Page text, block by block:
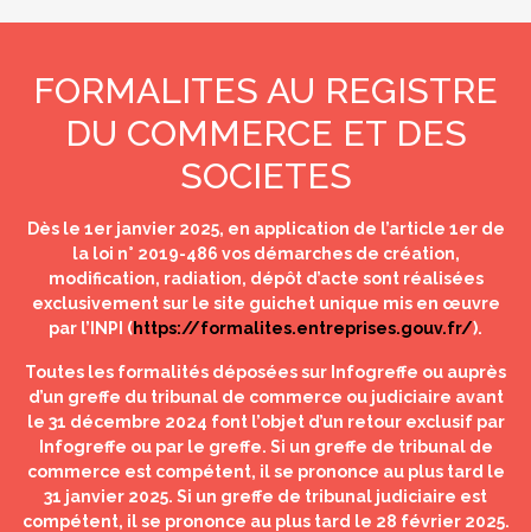
FORMALITES AU REGISTRE
DU COMMERCE ET DES
SOCIETES
Dès le 1er janvier 2025, en application de l’article 1er de
la loi n° 2019-486 vos démarches de création,
modification, radiation, dépôt d’acte sont réalisées
exclusivement sur le site guichet unique mis en œuvre
par l’INPI (https://formalites.entreprises.gouv.fr/).
Toutes les formalités déposées sur Infogreffe ou auprès
d’un greffe du tribunal de commerce ou judiciaire avant
le 31 décembre 2024 font l’objet d’un retour exclusif par
Infogreffe ou par le greffe. Si un greffe de tribunal de
commerce est compétent, il se prononce au plus tard le
31 janvier 2025. Si un greffe de tribunal judiciaire est
compétent, il se prononce au plus tard le 28 février 2025.